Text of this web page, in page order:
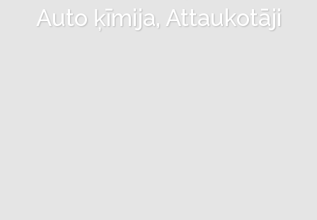
Auto ķīmija, Attaukotāji